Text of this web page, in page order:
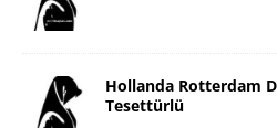
Hollanda Rotterdam
Tesettürlü